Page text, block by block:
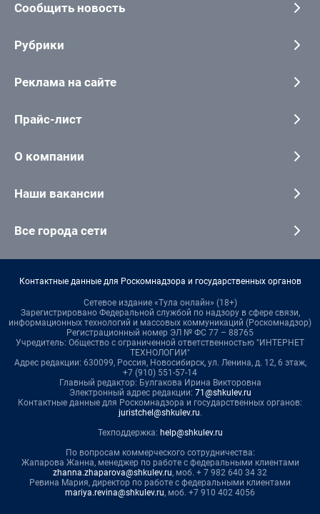
Сообщить новость
Рубрики
Реклама на сайте
Прайс-лист
О компании
Наши вакансии
Все города сети
Контактные данные для Роскомнадзора и государственных органов
Сетевое издание «Тула онлайн» (18+)
Зарегистрировано Федеральной службой по надзору в сфере связи,
информационных технологий и массовых коммуникаций (Роскомнадзор)
Регистрационный номер ЭЛ № ФС 77 – 88765
Учредитель: Общество с ограниченной ответственностью "ИНТЕРНЕТ
ТЕХНОЛОГИИ"
Адрес редакции: 630099, Россия, Новосибирск, ул. Ленина, д. 12, 6 этаж,
+7 (910) 551-57-14
Главный редактор: Булгакова Ирина Викторовна
Электронный адрес редакции: 71@shkulev.ru
Контактные данные для Роскомнадзора и государственных органов:
juristchel@shkulev.ru.
Техподдержка: help@shkulev.ru
По вопросам коммерческого сотрудничества:
Жапарова Жанна, менеджер по работе с федеральными клиентами
zhanna.zhaparova@shkulev.ru, моб. + 7 982 640 34 32
Ревина Мария, директор по работе с федеральными клиентами
mariya.revina@shkulev.ru, моб. +7 910 402 4056